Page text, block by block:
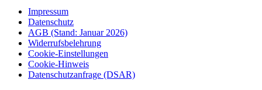
Impressum
Datenschutz
AGB (Stand: Januar 2026)
Widerrufsbelehrung
Cookie-Einstellungen
Cookie-Hinweis
Datenschutzanfrage (DSAR)